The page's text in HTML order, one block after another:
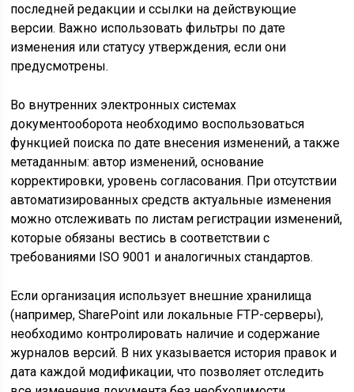
последней редакции и ссылки на действующие
версии. Важно использовать фильтры по дате
изменения или статусу утверждения, если они
предусмотрены.
Во внутренних электронных системах
документооборота необходимо воспользоваться
функцией поиска по дате внесения изменений, а также
метаданным: автор изменений, основание
корректировки, уровень согласования. При отсутствии
автоматизированных средств актуальные изменения
можно отслеживать по листам регистрации изменений,
которые обязаны вестись в соответствии с
требованиями ISO 9001 и аналогичных стандартов.
Если организация использует внешние хранилища
(например, SharePoint или локальные FTP-серверы),
необходимо контролировать наличие и содержание
журналов версий. В них указывается история правок и
дата каждой модификации, что позволяет отследить